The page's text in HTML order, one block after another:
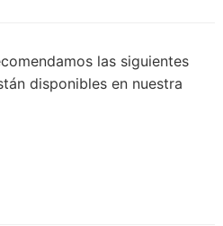
las siguientes
disponibles en nuestra